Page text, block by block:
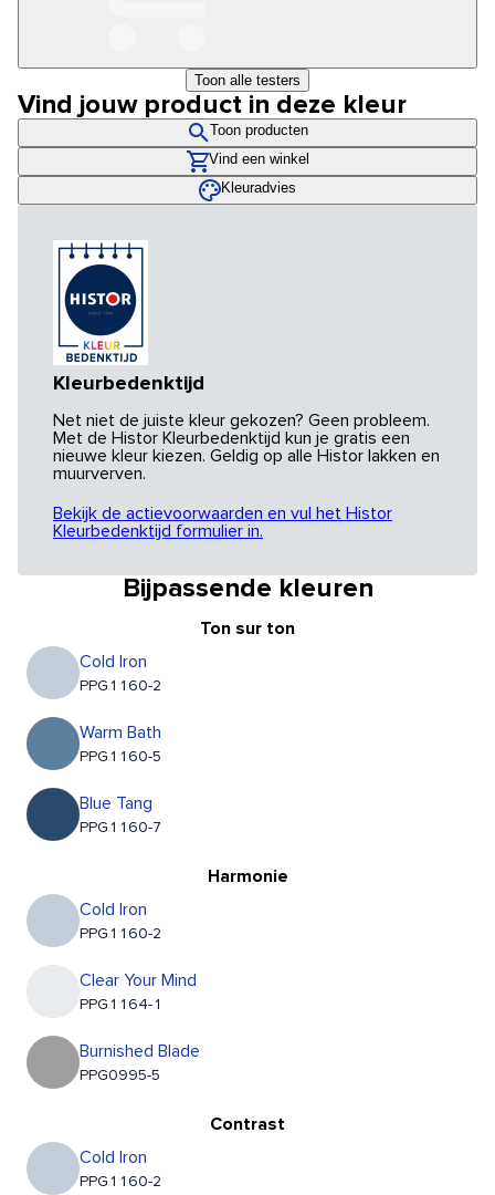
Toon alle testers
Vind jouw product in deze kleur
Toon producten
Vind een winkel
Kleuradvies
Kleurbedenktijd
Net niet de juiste kleur gekozen? Geen probleem.
Met de Histor Kleurbedenktijd kun je gratis een
nieuwe kleur kiezen. Geldig op alle Histor lakken en
muurverven.
Bekijk de actievoorwaarden en vul het Histor
Kleurbedenktijd formulier in.
Bijpassende kleuren
Ton sur ton
Cold Iron
PPG1160-2
Warm Bath
PPG1160-5
Blue Tang
PPG1160-7
Harmonie
Cold Iron
PPG1160-2
Clear Your Mind
PPG1164-1
Burnished Blade
PPG0995-5
Contrast
Cold Iron
PPG1160-2